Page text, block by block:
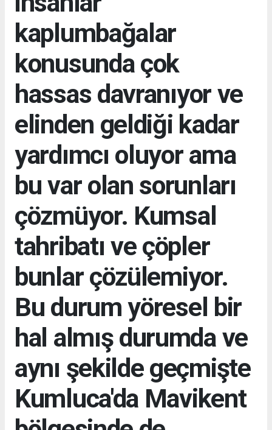
kaplumbağalar
konusunda çok
hassas davranıyor ve
elinden geldiği kadar
yardımcı oluyor ama
bu var olan sorunları
çözmüyor. Kumsal
tahribatı ve çöpler
bunlar çözülemiyor.
Bu durum yöresel bir
hal almış durumda ve
aynı şekilde geçmişte
Kumluca'da Mavikent